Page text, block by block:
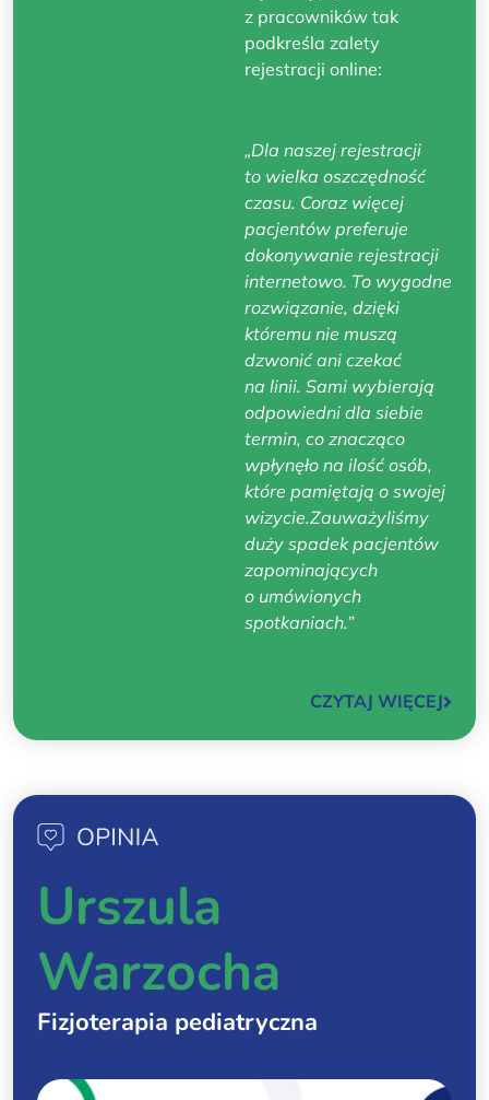
z pracowników tak
podkreśla zalety
rejestracji online:
„Dla naszej rejestracji
to wielka oszczędność
czasu. Coraz więcej
pacjentów preferuje
dokonywanie rejestracji
internetowo. To wygodne
rozwiązanie, dzięki
któremu nie muszą
dzwonić ani czekać
na linii. Sami wybierają
odpowiedni dla siebie
termin, co znacząco
wpłynęło na ilość osób,
które pamiętają o swojej
wizycie.Zauważyliśmy
duży spadek pacjentów
zapominających
o umówionych
spotkaniach.”
CZYTAJ WIĘCEJ
Urszula
Warzocha
Fizjoterapia pediatryczna